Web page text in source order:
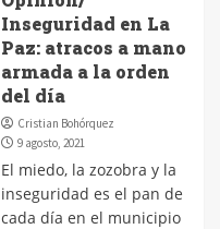
Inseguridad en La
Paz: atracos a mano
armada a la orden
del día
Cristian Bohórquez
9 agosto, 2021
El miedo, la zozobra y la
inseguridad es el pan de
cada día en el municipio